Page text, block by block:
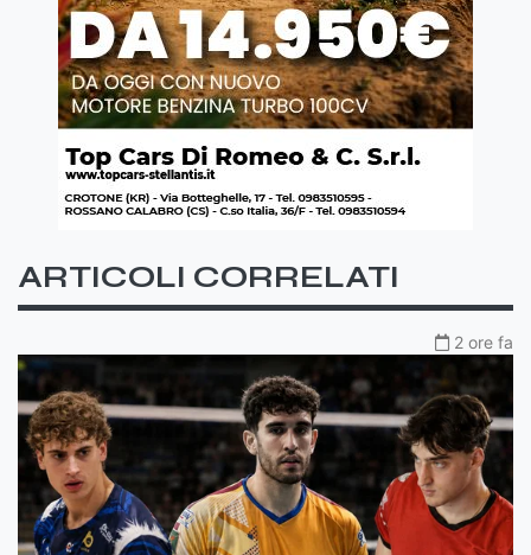
ARTICOLI CORRELATI
2 ore fa